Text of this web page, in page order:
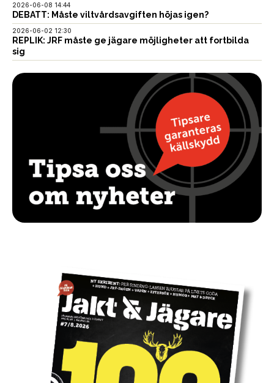
2026-06-08 14:44
DEBATT: Måste viltvårdsavgiften höjas igen?
2026-06-02 12:30
REPLIK: JRF måste ge jägare möjligheter att fortbilda
sig